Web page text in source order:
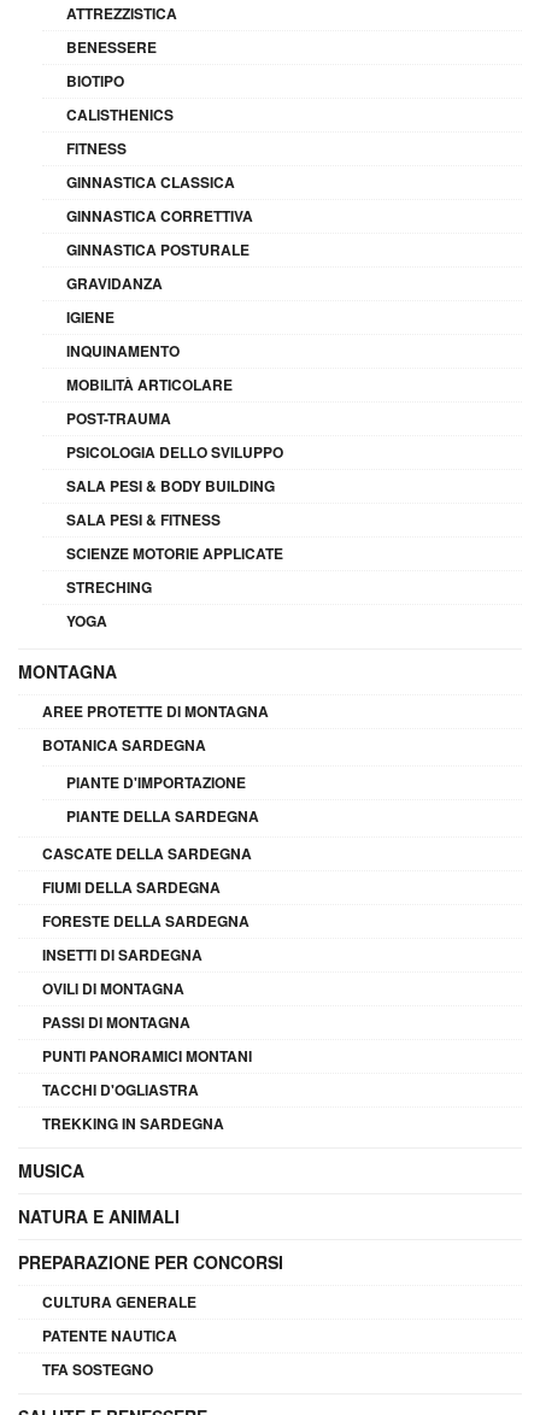
ATTREZZISTICA
BENESSERE
BIOTIPO
CALISTHENICS
FITNESS
GINNASTICA CLASSICA
GINNASTICA CORRETTIVA
GINNASTICA POSTURALE
GRAVIDANZA
IGIENE
INQUINAMENTO
MOBILITÀ ARTICOLARE
POST-TRAUMA
PSICOLOGIA DELLO SVILUPPO
SALA PESI & BODY BUILDING
SALA PESI & FITNESS
SCIENZE MOTORIE APPLICATE
STRECHING
YOGA
MONTAGNA
AREE PROTETTE DI MONTAGNA
BOTANICA SARDEGNA
PIANTE D'IMPORTAZIONE
PIANTE DELLA SARDEGNA
CASCATE DELLA SARDEGNA
FIUMI DELLA SARDEGNA
FORESTE DELLA SARDEGNA
INSETTI DI SARDEGNA
OVILI DI MONTAGNA
PASSI DI MONTAGNA
PUNTI PANORAMICI MONTANI
TACCHI D'OGLIASTRA
TREKKING IN SARDEGNA
MUSICA
NATURA E ANIMALI
PREPARAZIONE PER CONCORSI
CULTURA GENERALE
PATENTE NAUTICA
TFA SOSTEGNO